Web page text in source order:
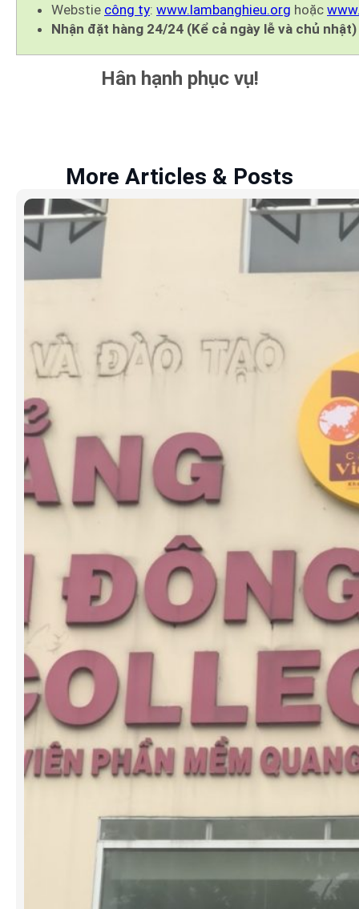
Webstie công ty: www.lambanghieu.org hoặc
Nhận đặt hàng 24/24 (Kể cả ngày lễ và chủ nhật)
Hân hạnh phục vụ!
More Articles & Posts